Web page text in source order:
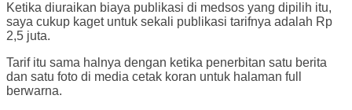
Ketika diuraikan biaya publikasi di medsos yang dipilih itu,
saya cukup kaget untuk sekali publikasi tarifnya adalah Rp
2,5 juta.
Tarif itu sama halnya dengan ketika penerbitan satu berita
dan satu foto di media cetak koran untuk halaman full
berwarna.